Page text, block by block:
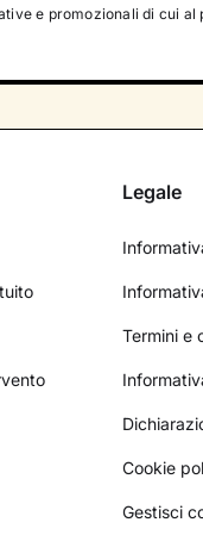
e promozionali di cui al
Legale
Termini e
Cookie
Gestisci